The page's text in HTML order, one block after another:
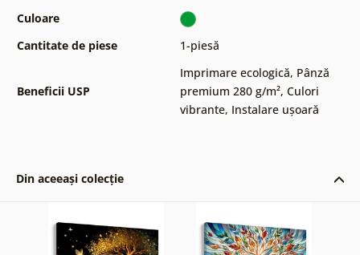
Culoare
Cantitate de piese
1-piesă
Beneficii USP
Imprimare ecologică, Pânză
premium 280 g/m², Culori
vibrante, Instalare ușoară
Din aceeași colecție